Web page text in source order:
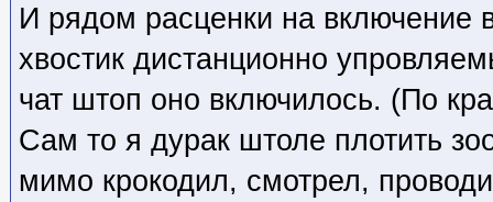
И рядом расценки на включение
хвостик дистанционно
чат штоп оно включилось. (По
Сам то я дурак штоле плотить
мимо крокодил, смотрел,